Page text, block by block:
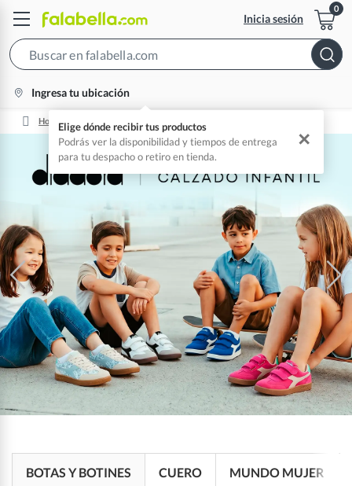
Inicia sesión
location-
Ingresa tu ubicación
Elige dónde recibir tus productos
Podrás ver la disponibilidad y tiempos de entrega
para tu despacho o retiro en tienda.
✕
Home Mejores Marcas De Zapatos 👞
BOTAS Y BOTINES CUERO MUNDO MUJER